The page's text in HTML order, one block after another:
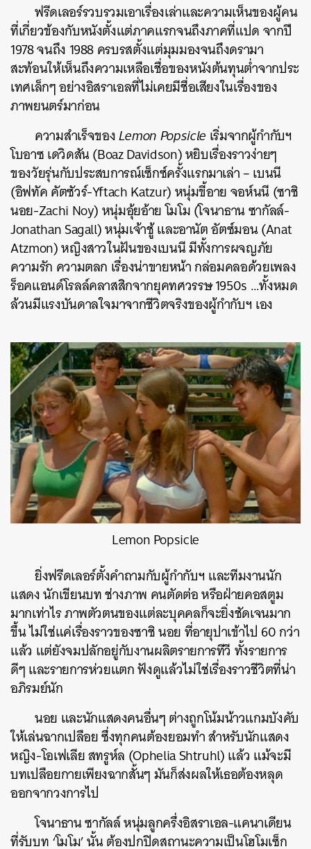
ฟรีดเลอร์รวบรวมเอาเรื่องเล่าและความเห็นของผู้คน
ที่เกี่ยวข้องกับหนังตั้งแต่ภาคแรกจนถึงภาคที่แปด จากปี
1978 จนถึง 1988 ครบรสตั้งแต่มุมมองจนถึงดรามา
สะท้อนให้เห็นถึงความเหลือเชื่อของหนังต้นทุนต่ำจากประ
เทศเล็กๆ อย่างอิสราเอลที่ไม่เคยมีชื่อเสียงในเรื่องของ
ภาพยนตร์มาก่อน
ความสำเร็จของLemon Popsicle เริ่มจากผู้กำกับฯ
โบอาซ เดวิดสัน (Boaz Davidson) หยิบเรื่องราวง่ายๆ
ของวัยรุ่นกับประสบการณ์เซ็กซ์ครั้งแรกมาเล่า – เบนนี
(อิฟทัค คัตซัวร์-Yftach Katzur) หนุ่มขี้อาย จอห์นนี (ซาชิ
นอย-Zachi Noy) หนุ่มอุ้ยอ้าย โมโม (โจนาธาน ซากัลล์-
Jonathan Sagall) หนุ่มเจ้าชู้ และอานัต อัตซ์มอน (Anat
Atzmon) หญิงสาวในฝันของเบนนี มีทั้งการผจญภัย
ความรัก ความตลก เรื่องน่าขายหน้า กล่อมคลอด้วยเพลง
ร็อคแอนด์โรลล์คลาสสิกจากยุคทศวรรษ 1950s …ทั้งหมด
ล้วนมีแรงบันดาลใจมาจากชีวิตจริงของผู้กำกับฯ เอง
Lemon Popsicle
ยิ่งฟรีดเลอร์ตั้งคำถามกับผู้กำกับฯ และทีมงานนัก
แสดง นักเขียนบท ช่างภาพ คนตัดต่อ หรือฝ่ายคอสตูม
มากเท่าไร ภาพตัวตนของแต่ละบุคคลก็จะยิ่งชัดเจนมาก
ขึ้น ไม่ใช่แค่เรื่องราวของซาชิ นอย ที่อายุปาเข้าไป 60 กว่า
แล้ว แต่ยังจมปลักอยู่กับงานผลิตรายการทีวี ทั้งรายการ
ดีๆ และรายการห่วยแตก ฟังดูแล้วไม่ใช่เรื่องราวชีวิตที่น่า
อภิรมย์นัก
นอย และนักแสดงคนอื่นๆ ต่างถูกโน้มน้าวแกมบังคับ
ให้เล่นฉากเปลือย ซึ่งทุกคนต้องยอมทำ สำหรับนักแสดง
หญิง-โอเฟเลีย สทรูห์ล (Ophelia Shtruhl) แล้ว แม้จะมี
บทเปลือยกายเพียงฉากสั้นๆ มันก็ส่งผลให้เธอต้องหลุด
ออกจากวงการไป
โจนาธาน ซากัลล์ หนุ่มลูกครึ่งอิสราเอล-แคนาเดียน
ที่รับบท ‘โมโม’ นั้น ต้องปกปิดสถานะความเป็นโฮโมเซ็ก